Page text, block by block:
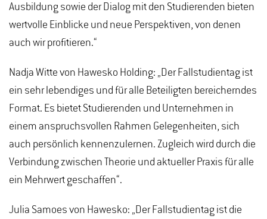
Ausbildung sowie der Dialog mit den Studierenden bieten
wertvolle Einblicke und neue Perspektiven, von denen
auch wir profitieren.“
Nadja Witte von Hawesko Holding: „Der Fallstudientag ist
ein sehr lebendiges und für alle Beteiligten bereicherndes
Format. Es bietet Studierenden und Unternehmen in
einem anspruchsvollen Rahmen Gelegenheiten, sich
auch persönlich kennenzulernen. Zugleich wird durch die
Verbindung zwischen Theorie und aktueller Praxis für alle
ein Mehrwert geschaffen“.
Julia Samoes von Hawesko: „Der Fallstudientag ist die